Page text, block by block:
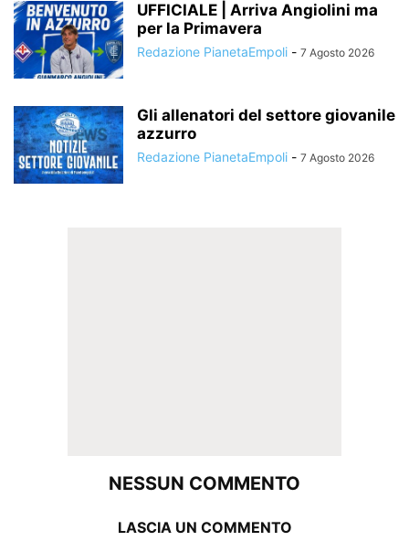
UFFICIALE | Arriva Angiolini ma
per la Primavera
Redazione PianetaEmpoli - 7 Agosto 2026
Gli allenatori del settore giovanile
azzurro
Redazione PianetaEmpoli - 7 Agosto 2026
NESSUN COMMENTO
LASCIA UN COMMENTO